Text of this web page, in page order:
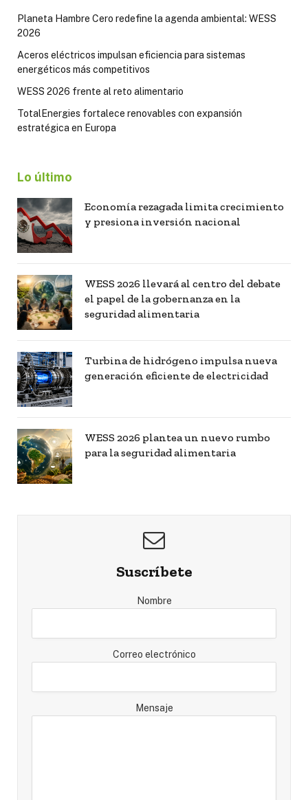
Planeta Hambre Cero redefine la agenda ambiental: WESS
2026
Aceros eléctricos impulsan eficiencia para sistemas
energéticos más competitivos
WESS 2026 frente al reto alimentario
TotalEnergies fortalece renovables con expansión
estratégica en Europa
Lo último
Economía rezagada limita crecimiento
y presiona inversión nacional
WESS 2026 llevará al centro del debate
el papel de la gobernanza en la
seguridad alimentaria
Turbina de hidrógeno impulsa nueva
generación eficiente de electricidad
WESS 2026 plantea un nuevo rumbo
para la seguridad alimentaria
Suscríbete
Nombre
Correo electrónico
Mensaje